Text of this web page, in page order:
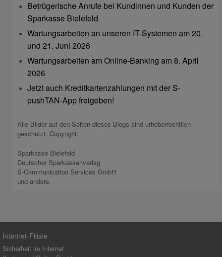
Betrügerische Anrufe bei Kundinnen und Kunden der
Sparkasse Bielefeld
Wartungsarbeiten an unseren IT-Systemen am 20.
und 21. Juni 2026
Wartungsarbeiten am Online-Banking am 8. April
2026
Jetzt auch Kreditkartenzahlungen mit der S-
pushTAN-App freigeben!
Alle Bilder auf den Seiten dieses Blogs sind urheberrechtlich
geschützt. Copyright:
Sparkasse Bielefeld
Deutscher Sparkassenverlag
S-Communication Services GmbH
und andere.
Internet-Filiale
Sicherheit im Internet